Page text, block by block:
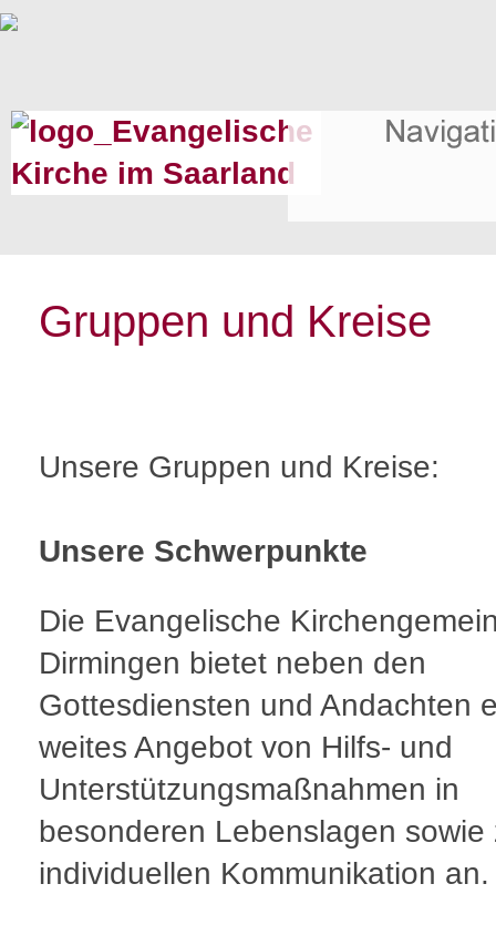
Gruppen und Kreise
Unsere Gruppen und Kreise:
Unsere Schwerpunkte
Die Evangelische
Dirmingen bietet neben den
Gottesdiensten und Andachten
weites Angebot von Hilfs- und
Unterstützungsmaßnahmen in
besonderen Lebenslagen sowie
individuellen Kommunikation